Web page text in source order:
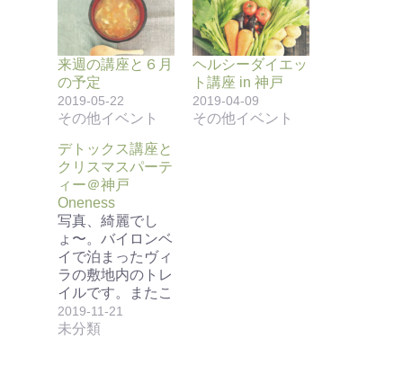
来週の講座と６月
の予定
2019-05-22
その他イベント
ヘルシーダイエッ
ト講座 in 神戸
2019-04-09
その他イベント
デトックス講座と
クリスマスパーテ
ィー＠神戸
Oneness
写真、綺麗でし
ょ〜。バイロンベ
イで泊まったヴィ
ラの敷地内のトレ
イルです。またこ
こに行きたい！
と、想…
2019-11-21
未分類